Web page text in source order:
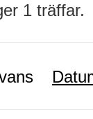
1 träffar.